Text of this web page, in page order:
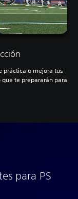
práctica o mejora tus
te prepararán para
para PS